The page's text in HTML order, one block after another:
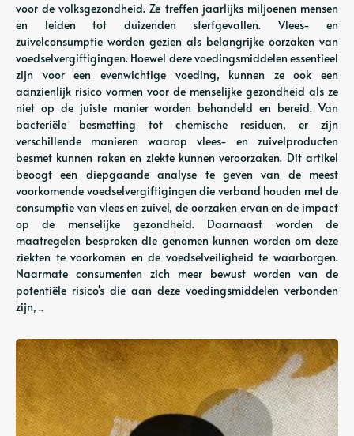
voor de volksgezondheid. Ze treffen jaarlijks miljoenen mensen
en leiden tot duizenden sterfgevallen. Vlees- en
zuivelconsumptie worden gezien als belangrijke oorzaken van
voedselvergiftigingen. Hoewel deze voedingsmiddelen essentieel
zijn voor een evenwichtige voeding, kunnen ze ook een
aanzienlijk risico vormen voor de menselijke gezondheid als ze
niet op de juiste manier worden behandeld en bereid. Van
bacteriële besmetting tot chemische residuen, er zijn
verschillende manieren waarop vlees- en zuivelproducten
besmet kunnen raken en ziekte kunnen veroorzaken. Dit artikel
beoogt een diepgaande analyse te geven van de meest
voorkomende voedselvergiftigingen die verband houden met de
consumptie van vlees en zuivel, de oorzaken ervan en de impact
op de menselijke gezondheid. Daarnaast worden de
maatregelen besproken die genomen kunnen worden om deze
ziekten te voorkomen en de voedselveiligheid te waarborgen.
Naarmate consumenten zich meer bewust worden van de
potentiële risico's die aan deze voedingsmiddelen verbonden
zijn, ..